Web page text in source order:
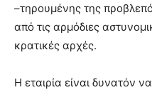
–τηρουμένης της
από τις αρμόδιες
κρατικές αρχές.
Η εταιρία είναι δυνατόν